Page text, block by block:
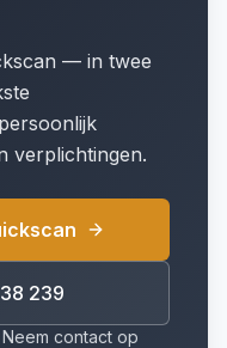
— in twee
verplichtingen.
239
contact op